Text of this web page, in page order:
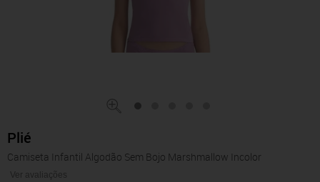
Plié
Camiseta Infantil Algodão Sem Bojo Marshmallow Incolor
Ver avaliações